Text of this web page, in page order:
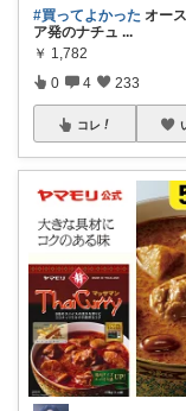
#買ってよかった オー
ア発のナチュ ...
￥ 1,782
0 4 233
コレ